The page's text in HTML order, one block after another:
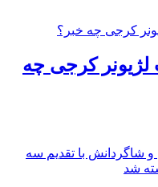
لژیونر کرجی چه